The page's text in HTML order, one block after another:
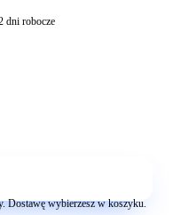
dni robocze
Dostawę wybierzesz w koszyku.